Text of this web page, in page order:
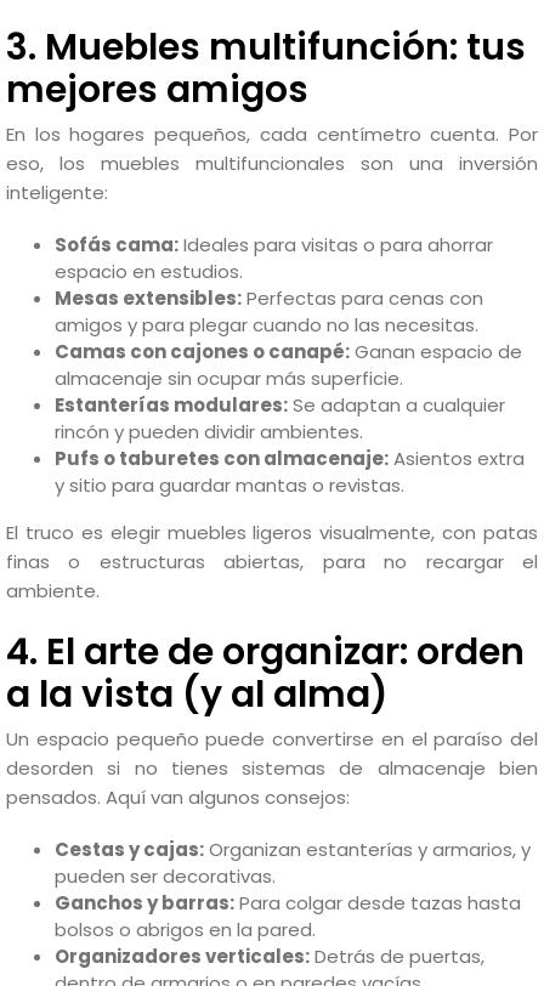
3. Muebles multifunción: tus
mejores amigos
En los hogares pequeños, cada centímetro cuenta. Por
eso, los muebles multifuncionales son una inversión
inteligente:
Sofás cama:Ideales para visitas o para ahorrar
espacio en estudios.
Mesas extensibles:Perfectas para cenas con
amigos y para plegar cuando no las necesitas.
Camas con cajones o canapé:Ganan espacio de
almacenaje sin ocupar más superficie.
Estanterías modulares:Se adaptan a cualquier
rincón y pueden dividir ambientes.
Pufs o taburetes con almacenaje:Asientos extra
y sitio para guardar mantas o revistas.
El truco es elegir muebles ligeros visualmente, con patas
finas o estructuras abiertas, para no recargar el
ambiente.
4. El arte de organizar: orden
a la vista (y al alma)
Un espacio pequeño puede convertirse en el paraíso del
desorden si no tienes sistemas de almacenaje bien
pensados. Aquí van algunos consejos:
Cestas y cajas:Organizan estanterías y armarios, y
pueden ser decorativas.
Ganchos y barras:Para colgar desde tazas hasta
bolsos o abrigos en la pared.
Organizadores verticales:Detrás de puertas,